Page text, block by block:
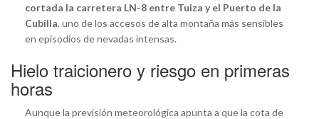
cortada la carretera LN-8 entre Tuiza y el Puerto de la
Cubilla, uno de los accesos de alta montaña más sensibles
en episodios de nevadas intensas.
Hielo traicionero y riesgo en primeras
horas
Aunque la previsión meteorológica apunta a que la cota de